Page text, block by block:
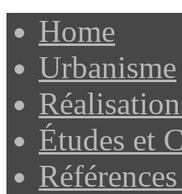
Home
Urbanisme
Études et